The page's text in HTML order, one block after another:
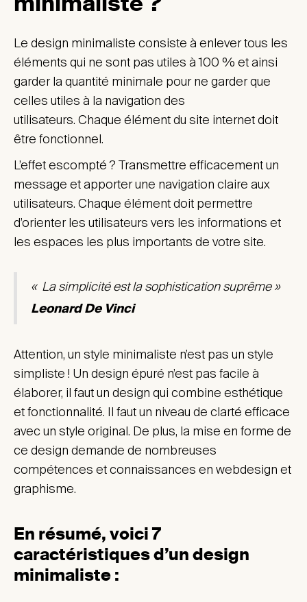
Le design minimaliste consiste à enlever tous les
éléments qui ne sont pas utiles à 100 % et ainsi
garder la quantité minimale pour ne garder que
celles utiles à la navigation des
utilisateurs. Chaque élément du site internet doit
être fonctionnel.
L’effet escompté ? Transmettre efficacement un
message et apporter une navigation claire aux
utilisateurs. Chaque élément doit permettre
d’orienter les utilisateurs vers les informations et
les espaces les plus importants de votre site.
« La simplicité est la sophistication suprême »
Leonard De Vinci
Attention, un style minimaliste n’est pas un style
simpliste ! Un design épuré n’est pas facile à
élaborer, il faut un design qui combine esthétique
et fonctionnalité. Il faut un niveau de clarté efficace
avec un style original. De plus, la mise en forme de
ce design demande de nombreuses
compétences et connaissances en webdesign et
graphisme.
En résumé, voici 7
caractéristiques d’un design
minimaliste :